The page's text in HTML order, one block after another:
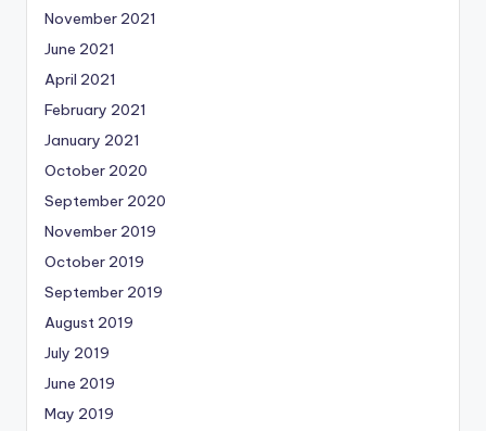
November 2021
June 2021
April 2021
February 2021
January 2021
October 2020
September 2020
November 2019
October 2019
September 2019
August 2019
July 2019
June 2019
May 2019